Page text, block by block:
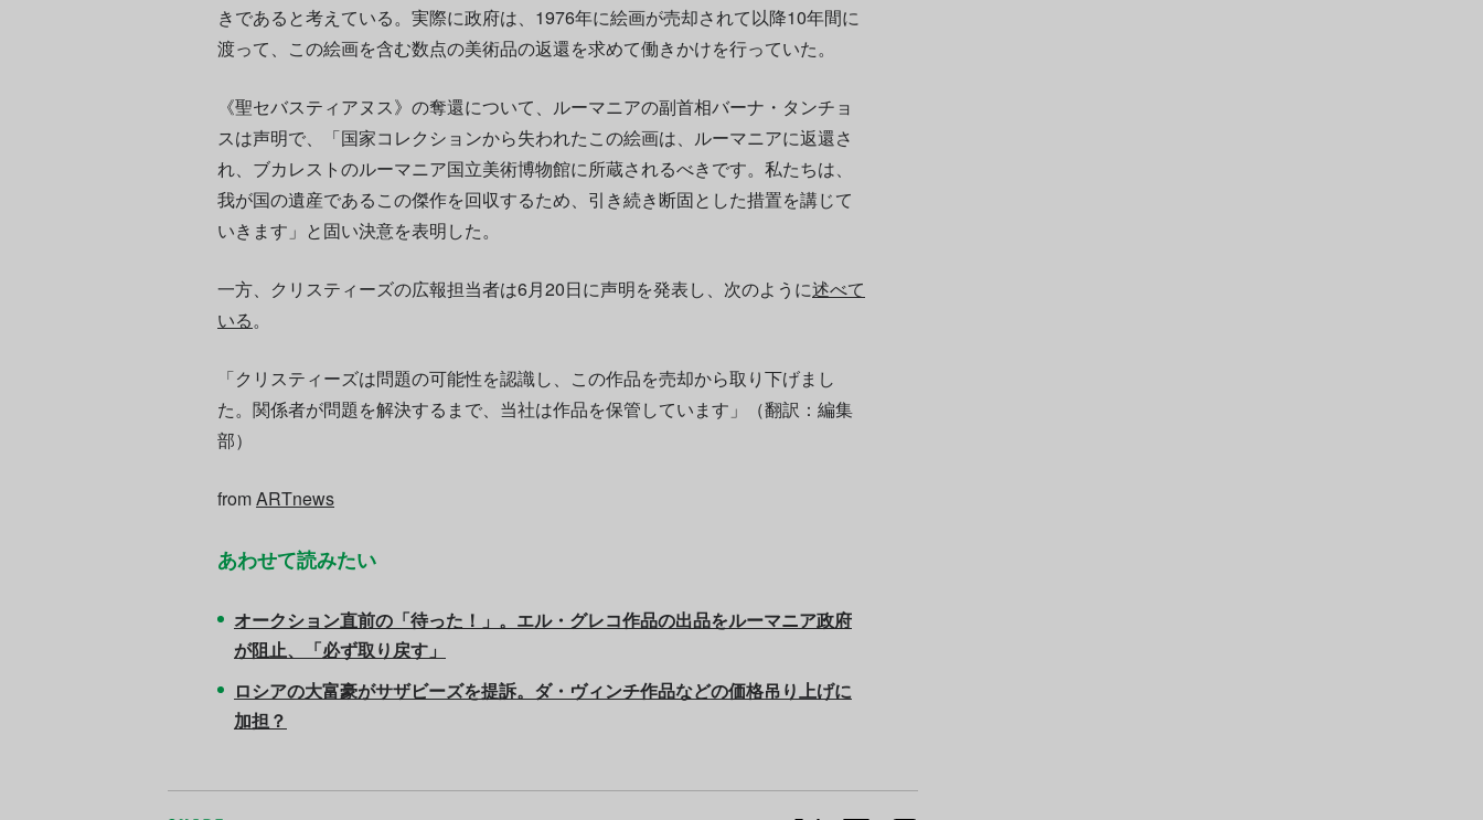
きであると考えている。実際に政府は、1976年に絵画が売却されて以降10年間に
渡って、この絵画を含む数点の美術品の返還を求めて働きかけを行っていた。
《聖セバスティアヌス》の奪還について、ルーマニアの副首相バーナ・タンチョ
スは声明で、「国家コレクションから失われたこの絵画は、ルーマニアに返還さ
れ、ブカレストのルーマニア国立美術博物館に所蔵されるべきです。私たちは、
我が国の遺産であるこの傑作を回収するため、引き続き断固とした措置を講じて
いきます」と固い決意を表明した。
一方、クリスティーズの広報担当者は6月20日に声明を発表し、次のように述べて
いる。
「クリスティーズは問題の可能性を認識し、この作品を売却から取り下げまし
た。関係者が問題を解決するまで、当社は作品を保管しています」（翻訳：編集
部）
fromARTnews
あわせて読みたい
オークション直前の「待った！」。エル・グレコ作品の出品をルーマニア政府
が阻止、「必ず取り戻す」
ロシアの大富豪がサザビーズを提訴。ダ・ヴィンチ作品などの価格吊り上げに
加担？